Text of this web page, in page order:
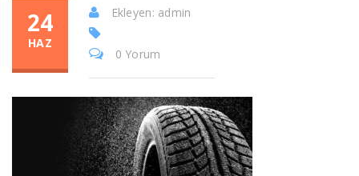
24
HAZ
Ekleyen: admin
0 Yorum